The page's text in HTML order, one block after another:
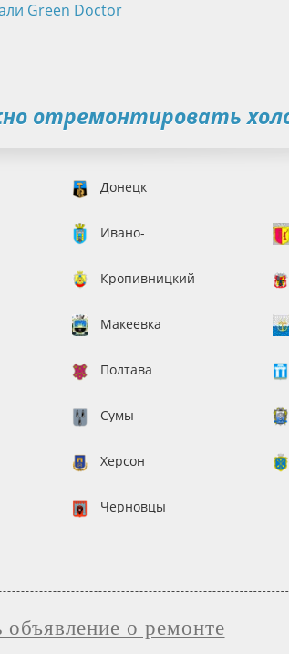
Green Doctor
отремонтировать
Донецк
Ивано-
Кропивницкий
Макеевка
Полтава
Сумы
Херсон
Черновцы
объявление о ремонте